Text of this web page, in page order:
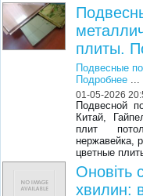
плиты.
Подвесные
Подробнее ...
01-05-2026
Подвесной
Китай,
плит
нержавейка,
цветные
Оновіть
хвилин: